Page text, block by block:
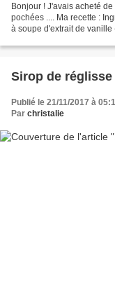
Bonjour ! J'avais acheté
pochées .... Ma recette :
à soupe d'extrait de vanille
Sirop de
Publié le 21/11/2017 à
Par christalie